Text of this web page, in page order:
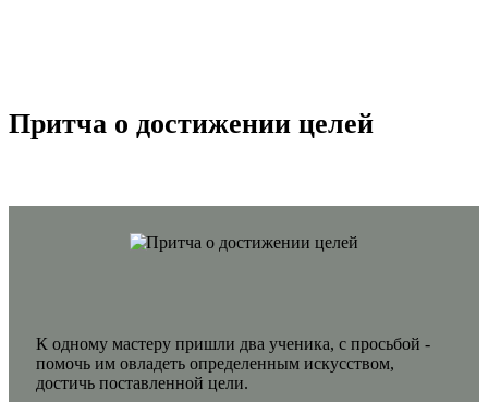
Притча о достижении целей
К одному мастеру пришли два ученика, с просьбой -
помочь им овладеть определенным искусством,
достичь поставленной цели.